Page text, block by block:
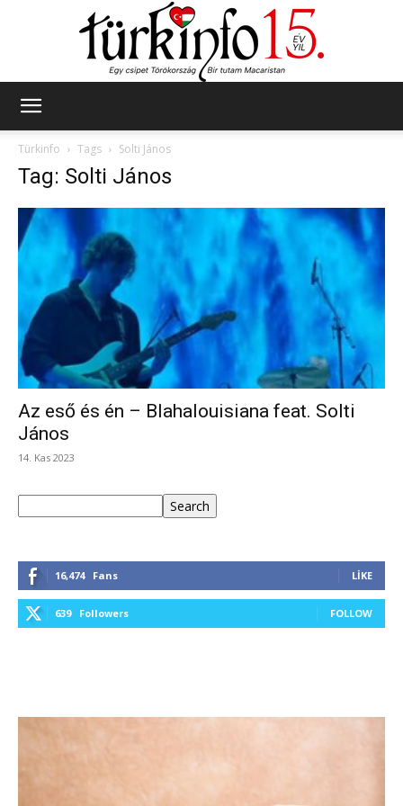
Türkinfo
Tags Solti János
Tag: Solti János
Az eső és én – Blahalouisiana feat. Solti
János
14. Kas 2023
Search
16,474 Fans LIKE
639 Followers FOLLOW